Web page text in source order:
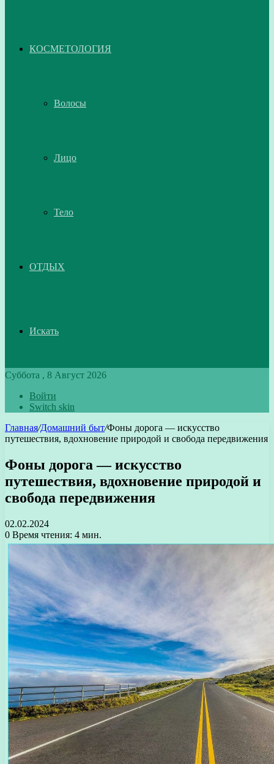
КОСМЕТОЛОГИЯ
Волосы
Лицо
Тело
ОТДЫХ
Искать
Суббота , 8 Август 2026
Войти
Switch skin
Главная/Домашний быт/Фоны дорога — искусство
путешествия, вдохновение природой и свобода передвижения
Фоны дорога — искусство
путешествия, вдохновение природой и
свобода передвижения
02.02.2024
0 Время чтения: 4 мин.